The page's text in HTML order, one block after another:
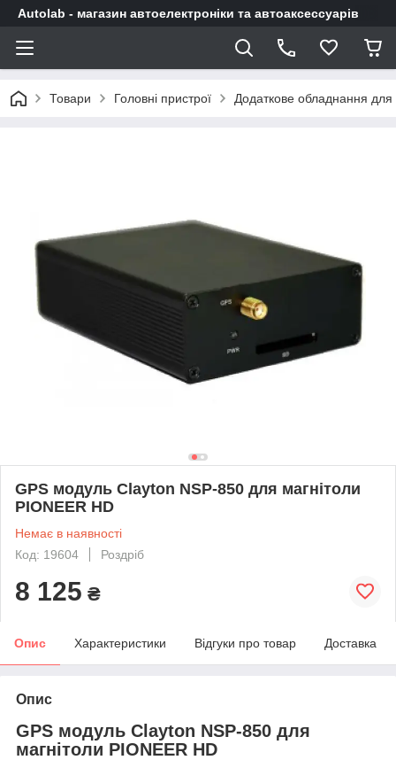
Autolab - магазин автоелектроніки та автоаксессуарів
Товари Головні пристрої Додаткове обладнання для
GPS модуль Clayton NSP-850 для магнітоли
PIONEER HD
Немає в наявності
Код: 19604
Роздріб
8 125 ₴
Опис Характеристики Відгуки про товар Доставка
Опис
GPS модуль Clayton NSP-850 для
магнітоли PIONEER HD